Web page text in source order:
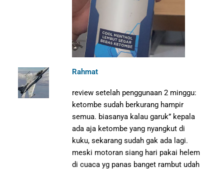
Rahmat
review setelah penggunaan 2 minggu:
ketombe sudah berkurang hampir
semua. biasanya kalau garuk” kepala
ada aja ketombe yang nyangkut di
kuku, sekarang sudah gak ada lagi.
meski motoran siang hari pakai helem
di cuaca yg panas banget rambut udah